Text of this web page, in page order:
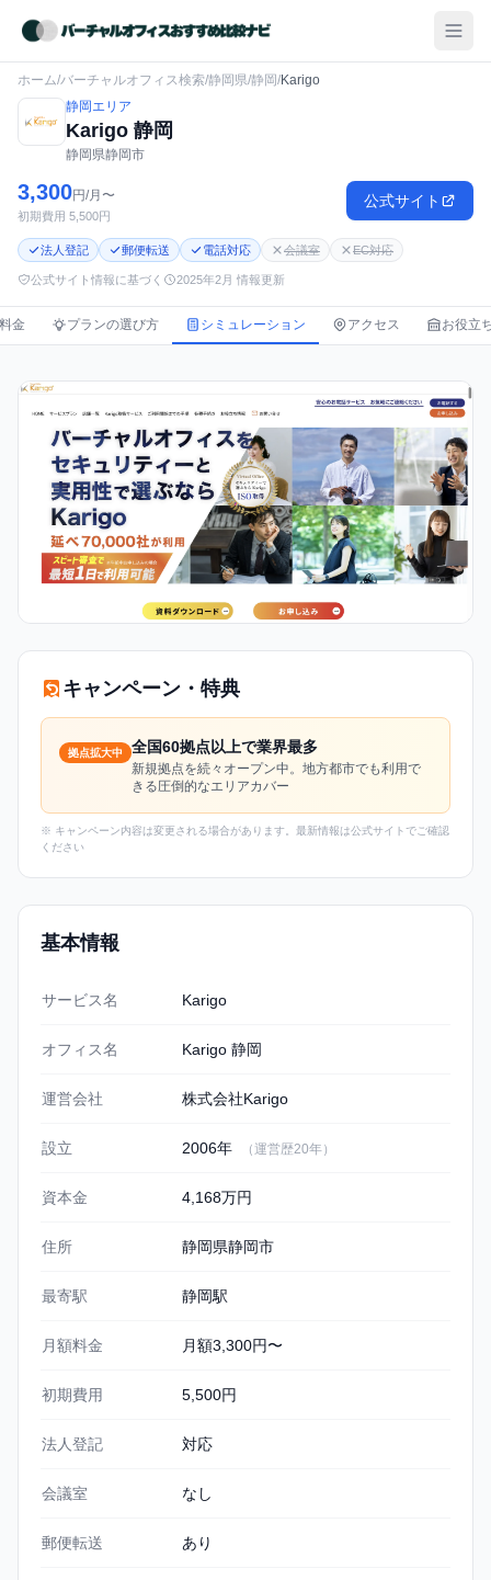
ホーム/バーチャルオフィス検索/静岡県/静岡/Karigo
静岡エリア
Karigo 静岡
静岡県静岡市
3,300円/月〜
初期費用 5,500円
公式サイト
法人登記 郵便転送 電話対応 会議室 EC対応
公式サイト情報に基づく 2025年2月 情報更新
料金 プランの選び方 シミュレーション アクセス お役立
キャンペーン・特典
拠点拡大中 全国60拠点以上で業界最多
新規拠点を続々オープン中。地方都市でも利用で
きる圧倒的なエリアカバー
※ キャンペーン内容は変更される場合があります。最新情報は公式サイトでご確認
ください
基本情報
サービス名
Karigo
オフィス名 Karigo 静岡
運営会社 株式会社Karigo
設立 2006年 （運営歴20年）
資本金 4,168万円
住所 静岡県静岡市
最寄駅 静岡駅
月額料金 月額3,300円〜
初期費用 5,500円
法人登記 対応
会議室 なし
郵便転送 あり